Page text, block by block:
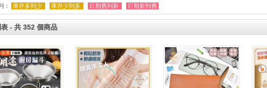
： 庫存多到少 庫存少到多 日期舊到新 日期新到舊
- 共 352 個商品